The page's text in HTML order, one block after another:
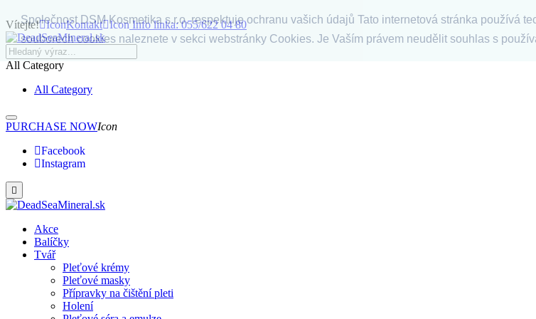
Společnost DSM Kosmetika s.r.o. respektuje ochranu vašich údajů Tato internetová stránka používá
souborech cookies naleznete v sekci webstránky Cookies. Je Vaším právem neudělit souhlas s
Vítejte! IconKontakt IconInfo linka: 055/622 04 80
All Category
All Category
PURCHASE NOWIcon
Facebook
Instagram

Akce
Balíčky
Tvář
Pleťové krémy
Pleťové masky
Přípravky na čištění pleti
Holení